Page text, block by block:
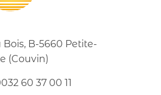
Bois, B-5660 Petite-
(Couvin)
60 37 00 11